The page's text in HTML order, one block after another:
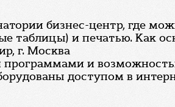
бизнес-центр, где
таблицы) и печатью. Как
г. Москва
и
доступом в